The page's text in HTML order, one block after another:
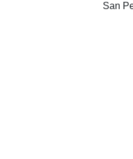
San